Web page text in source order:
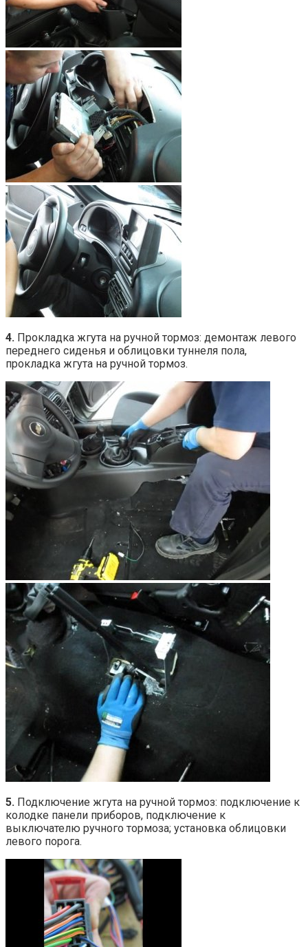
4. Прокладка жгута на ручной тормоз: демонтаж левого
переднего сиденья и облицовки туннеля пола,
прокладка жгута на ручной тормоз.
5. Подключение жгута на ручной тормоз: подключение к
колодке панели приборов, подключение к
выключателю ручного тормоза; установка облицовки
левого порога.